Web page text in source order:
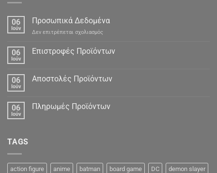
06
Ιούν
Προσωπικά Δεδομένα
Δεν επιτρέπεται σχολιασμός
Δεδομένα
06
Ιούν
Επιστροφές Προϊόντων
06
Ιούν
Αποστολές Προϊόντων
06
Ιούν
Πληρωμές Προϊόντων
TAGS
action figure anime batman board game DC demon slayer